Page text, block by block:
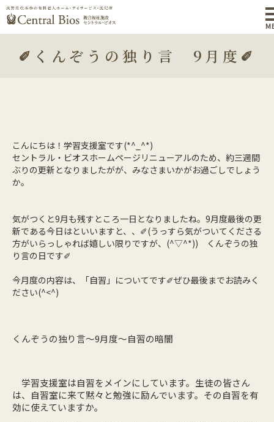
✐くんぞうの独り言 9月度✐
こんにちは！学習支援室です(*^_^*)
セントラル・ビオスホームページリニューアルのため、約三週間
ぶりの更新となりましたがが、みなさまいかがお過ごしでしょう
か。
気がつくと9月も残すところ一日となりましたね。9月度最後の更
新である今日はといいますと、、✐(うっすら気がついてくださる
方がいらっしゃれば嬉しい限りですが、(^▽^*)) くんぞうの独
り言の日です✐
今月度の内容は、「自習」についてです✐ぜひ最後までお読みく
ださい(^<^)
くんぞうの独り言～9月度～自習の暗闇
学習支援室は自習をメインにしています。生徒の皆さん
は、自習室に来て黙々と勉強に励んでいます。その自習を有
効に使えていますか。